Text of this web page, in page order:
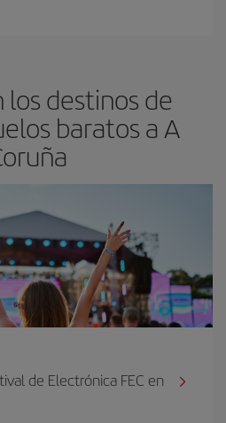
los destinos de
baratos a A
de Electrónica FEC en